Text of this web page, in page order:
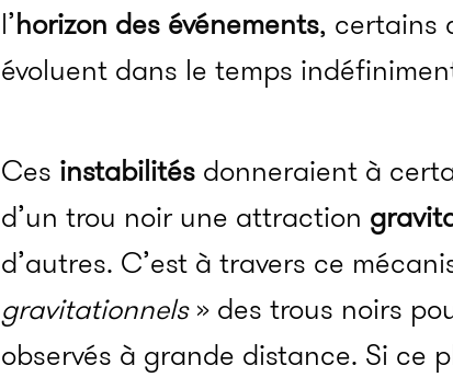
l’horizon des événements, certains
évoluent dans le temps
Ces instabilités donneraient à
d’un trou noir une attraction
d’autres. C’est à travers ce
gravitationnels» des trous noirs
observés à grande distance. Si ce